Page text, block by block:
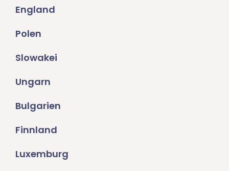
England
Polen
Slowakei
Ungarn
Bulgarien
Finnland
Luxemburg